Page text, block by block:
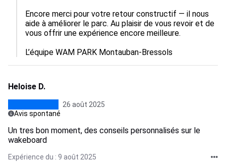
Encore merci pour votre retour constructif — il nous
aide à améliorer le parc. Au plaisir de vous revoir et de
vous offrir une expérience encore meilleure.
L’équipe WAM PARK Montauban-Bressols
Heloise D.
26 août 2025
Avis spontané
Un tres bon moment, des conseils personnalisés sur le
wakeboard
Expérience du : 9 août 2025